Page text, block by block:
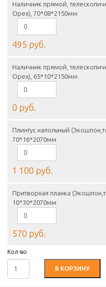
Наличник прямой,
Орех), 70*08*2150мм
495 руб.
Наличник прямой,
Орех), 65*10*2150мм
0 руб.
Плинтус напольный
70*16*2070мм
1 100 руб.
Притворная планка
10*30*2070мм
570 руб.
Кол-во
В КОРЗИНУ